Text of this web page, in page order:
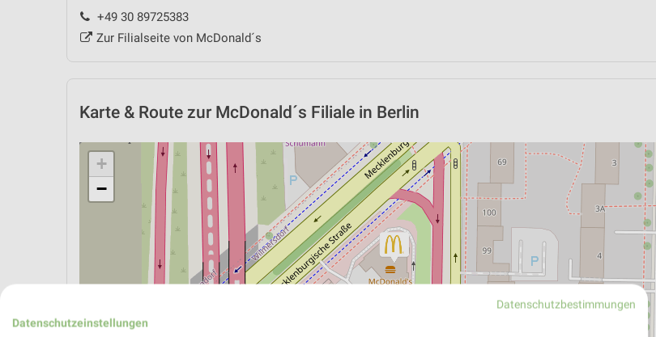
+49 30 89725383
Zur Filialseite von McDonald´s
Karte & Route zur McDonald´s Filiale in Berlin
+
−
Datenschutzbestimmungen
Datenschutzeinstellungen